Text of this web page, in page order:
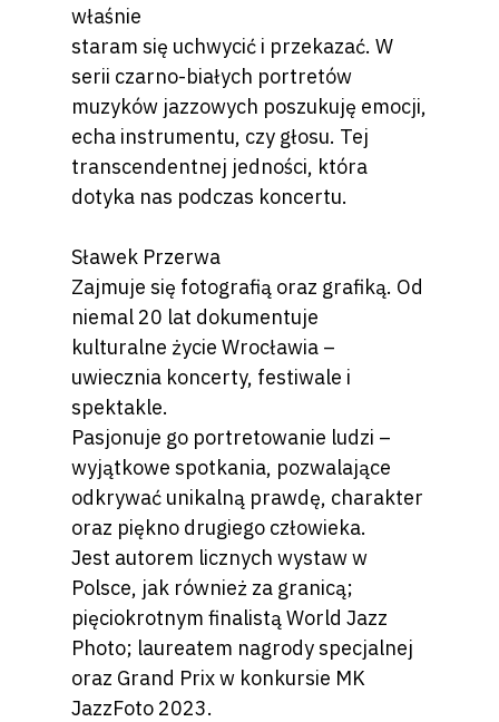
właśnie
staram się uchwycić i przekazać. W
serii czarno-białych portretów
muzyków jazzowych poszukuję emocji,
echa instrumentu, czy głosu. Tej
transcendentnej jedności, która
dotyka nas podczas koncertu.
Sławek Przerwa
Zajmuje się fotografią oraz grafiką. Od
niemal 20 lat dokumentuje
kulturalne życie Wrocławia –
uwiecznia koncerty, festiwale i
spektakle.
Pasjonuje go portretowanie ludzi –
wyjątkowe spotkania, pozwalające
odkrywać unikalną prawdę, charakter
oraz piękno drugiego człowieka.
Jest autorem licznych wystaw w
Polsce, jak również za granicą;
pięciokrotnym finalistą World Jazz
Photo; laureatem nagrody specjalnej
oraz Grand Prix w konkursie MK
JazzFoto 2023.